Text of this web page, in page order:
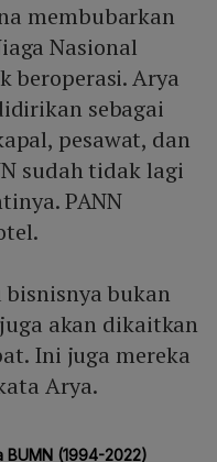
membubarkan
Nasional
beroperasi. Arya
sebagai
pesawat, dan
sudah tidak lagi
PANN
bisnisnya bukan
akan dikaitkan
Ini juga mereka
Arya.